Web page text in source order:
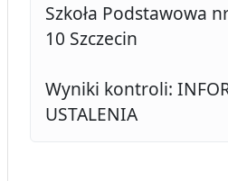
Szkoła Podstawowa
10 Szczecin
Wyniki kontroli:
USTALENIA